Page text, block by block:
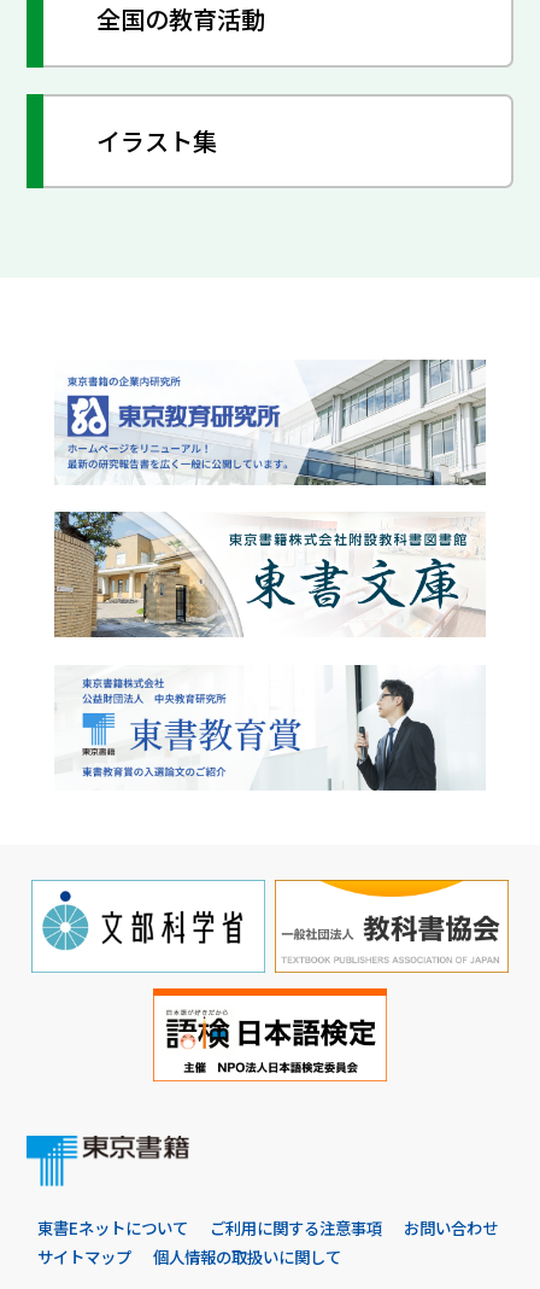
全国の教育活動
イラスト集
東書Eネットについて ご利用に関する注意事項
お問い合わせ
サイトマップ
個人情報の取扱いに関して